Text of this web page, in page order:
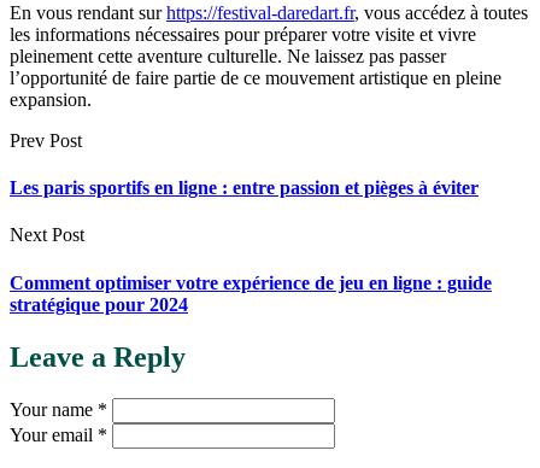
En vous rendant surhttps://festival-daredart.fr, vous accédez à toutes
les informations nécessaires pour préparer votre visite et vivre
pleinement cette aventure culturelle. Ne laissez pas passer
l’opportunité de faire partie de ce mouvement artistique en pleine
expansion.
Prev Post
Les paris sportifs en ligne : entre passion et pièges à éviter
Next Post
Comment optimiser votre expérience de jeu en ligne : guide
stratégique pour 2024
Leave a Reply
Your name *
Your email *